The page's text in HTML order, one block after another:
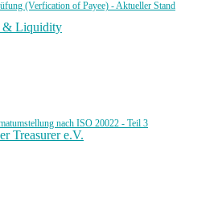
(Verfication of Payee) - Aktueller Stand
& Liquidity
nach ISO 20022 - Teil 3
Treasurer e.V.